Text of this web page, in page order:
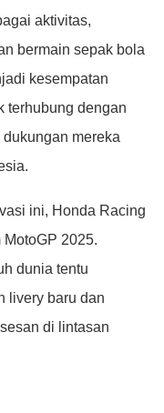
aktivitas,
bermain sepak bola
kesempatan
terhubung dengan
mereka
ini, Honda Racing
2025.
dunia tentu
livery baru dan
di lintasan